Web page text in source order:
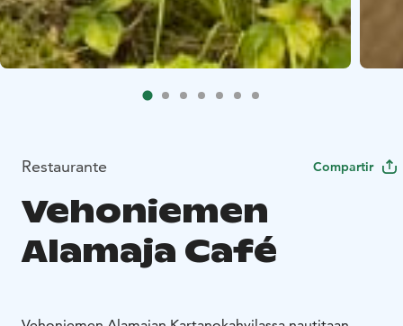
Restaurante Compartir
Vehoniemen
Alamaja Café